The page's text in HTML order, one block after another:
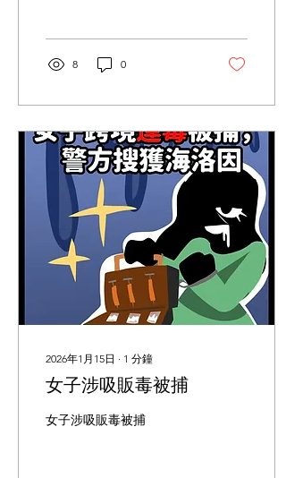
8 0
2026年1月15日 ∙ 1 分鐘
女子涉吸販毒被捕
女子涉吸販毒被捕